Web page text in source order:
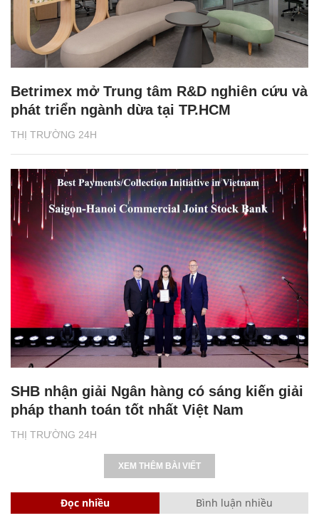
THỊ TRƯỜNG 24H
Betrimex mở Trung tâm R&D nghiên cứu và
phát triển ngành dừa tại TP.HCM
THỊ TRƯỜNG 24H
SHB nhận giải Ngân hàng có sáng kiến giải
pháp thanh toán tốt nhất Việt Nam
XEM THÊM BÀI VIẾT
Đọc nhiều Bình luận nhiều